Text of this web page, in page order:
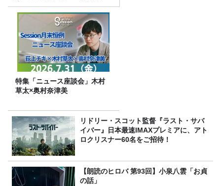
定！
特集「ニュース座談会」木村
草太×奥村奈津美
リドリー・スコット監督『ラスト・サバ
イバー』日本最速IMAXプレミアに、アト
ロクリスナー60名をご招待！
【朗読のヒロバ 第93回】小泉八雲「お貞
の話」